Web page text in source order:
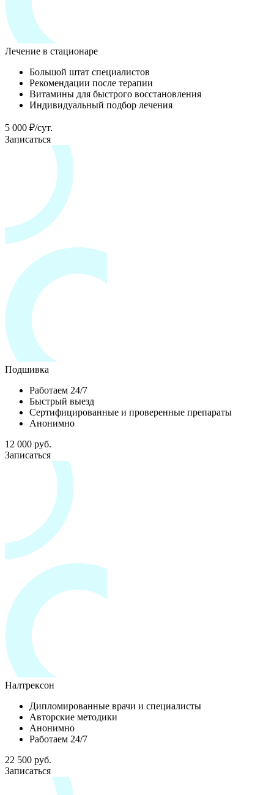
Лечение в стационаре
Большой штат специалистов
Рекомендации после терапии
Витамины для быстрого восстановления
Индивидуальный подбор лечения
5 000 ₽/сут.
Записаться
Подшивка
Работаем 24/7
Быстрый выезд
Сертифицированные и проверенные препараты
Анонимно
12 000 руб.
Записаться
Налтрексон
Дипломированные врачи и специалисты
Авторские методики
Анонимно
Работаем 24/7
22 500 руб.
Записаться